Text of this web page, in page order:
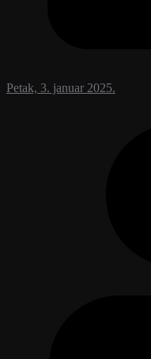
Petak, 3. januar 2025.